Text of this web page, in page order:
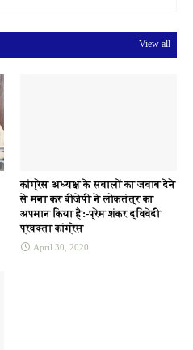
View all
कांग्रेस अध्यक्ष के सवालों का जवाब देने
से मना कर बीजेपी ने लोकतंत्र का
अपमान किया है:-प्रेम शंकर द्विवेदी
प्रवक्ता कांग्रेस
April 30, 2020